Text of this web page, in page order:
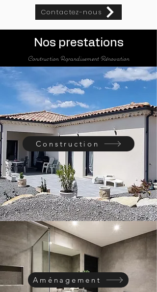
Contactez-nous
Nos prestations
Construction Agrandissement Rénovation
Construction
Aménagement